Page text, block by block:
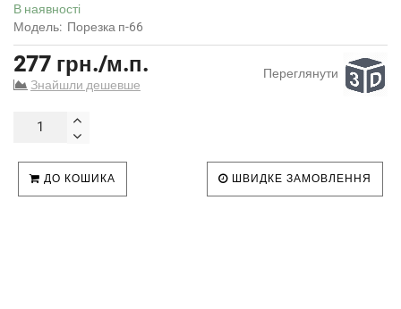
В наявності
Модель: Порезка п-66
277 грн./м.п.
Знайшли дешевше
Переглянути
ДО КОШИКА ШВИДКЕ ЗАМОВЛЕННЯ